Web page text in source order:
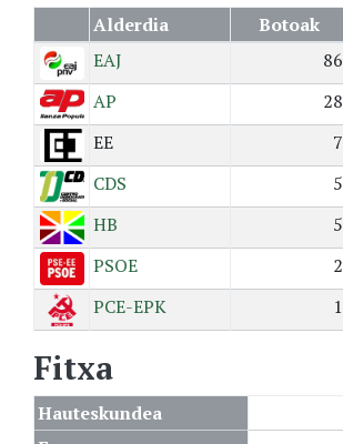
Alderdia Botoak
EAJ
86
AP
28
EE
7
CDS
5
HB
5
PSOE
2
PCE-EPK
1
Fitxa
Hauteskundea